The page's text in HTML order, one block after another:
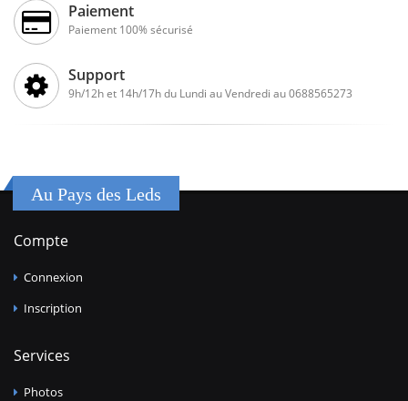
Paiement
Paiement 100% sécurisé
Support
9h/12h et 14h/17h du Lundi au Vendredi au 0688565273
Au Pays des Leds
Compte
Connexion
Inscription
Services
Photos